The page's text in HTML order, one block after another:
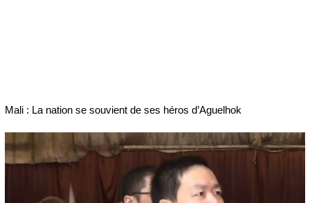
Mali : La nation se souvient de ses héros d’Aguelhok